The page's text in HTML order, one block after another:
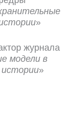
»
журнала
модели в
истории»